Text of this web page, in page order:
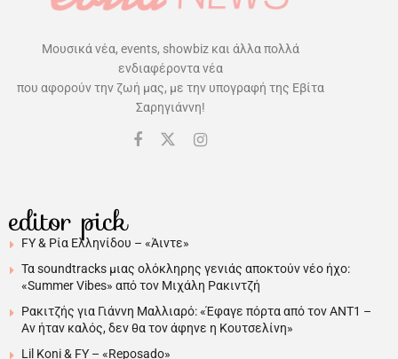
Μουσικά νέα, events, showbiz και άλλα πολλά
ενδιαφέροντα νέα
που αφορούν την ζωή μας, με την υπογραφή της Εβίτα
Σαρηγιάννη!
editor pick
FY & Ρία Ελληνίδου – «Άιντε»
Τα soundtracks μιας ολόκληρης γενιάς αποκτούν νέο ήχο:
«Summer Vibes» από τον Μιχάλη Ρακιντζή
Ρακιτζής για Γιάννη Μαλλιαρό: «Έφαγε πόρτα από τον ΑΝΤ1 –
Αν ήταν καλός, δεν θα τον άφηνε η Κουτσελίνη»
Lil Koni & FY – «Reposado»